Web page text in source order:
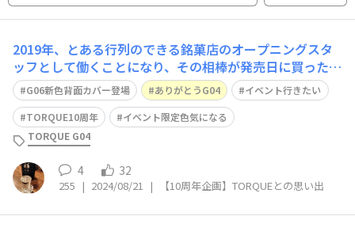
2019年、とある行列のできる銘菓店のオープニングスタ
ッフとして働くことになり、その相棒が発売日に買ったT
ORQUEG04ブルー。一日中もつ交換可能なバッテリー、
軍手をしてても操作ができて、濡れた手でもすぐに反応で
き、併設のカフェスペースの廃棄のコーヒーや洗い場の水
が飛び散っても平気、だいたいの汚れ
G06新色背面カバー登場 ありがとうG04
イベント行きたい
TORQUE10周年
イベント限定色気になる
TORQUE G04
4 32
255 | 2024/08/21 | 【10周年企画】TORQUEとの思い出